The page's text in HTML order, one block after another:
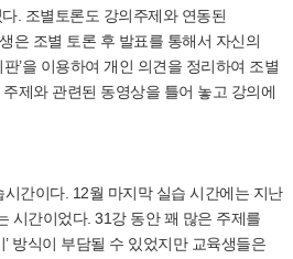
. 조별토론도 강의주제와 연동된
은 조별 토론 후 발표를 통해서 자신의
’을 이용하여 개인 의견을 정리하여 조별
제와 관련된 동영상을 틀어 놓고 강의에
간이다. 12월 마지막 실습 시간에는 지난
시간이었다. 31강 동안 꽤 많은 주제를
방식이 부담될 수 있었지만 교육생들은